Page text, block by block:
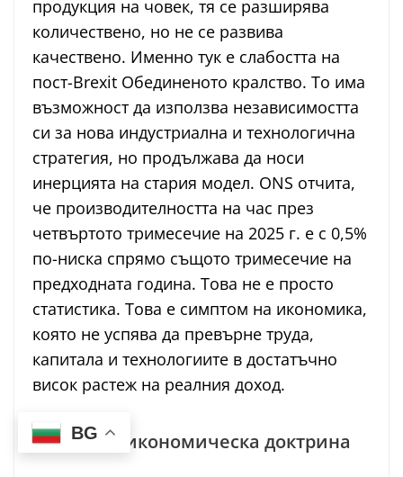
продукция на човек, тя се разширява
количествено, но не се развива
качествено. Именно тук е слабостта на
пост-Brexit Обединеното кралство. То има
възможност да използва независимостта
си за нова индустриална и технологична
стратегия, но продължава да носи
инерцията на стария модел. ONS отчита,
че производителността на час през
четвъртото тримесечие на 2025 г. е с 0,5%
по-ниска спрямо същото тримесечие на
предходната година. Това не е просто
статистика. Това е симптом на икономика,
която не успява да превърне труда,
капитала и технологиите в достатъчно
висок растеж на реалния доход.
Brexit без икономическа доктрина
BG